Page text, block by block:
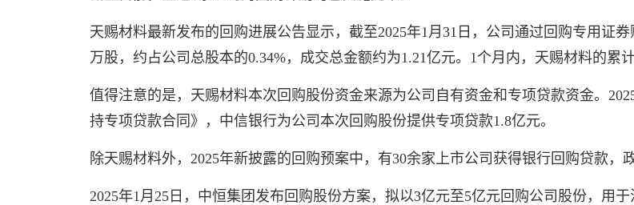
天赐材料最新发布的回购进展公告显示，截至2025年1月31日，公司通过回购专用证
万股，约占公司总股本的0.34%，成交总金额约为1.21亿元。1个月内，天赐材料的累
值得注意的是，天赐材料本次回购股份资金来源为公司自有资金和专项贷款资金。
持专项贷款合同》，中信银行为公司本次回购股份提供专项贷款1.8亿元。
除天赐材料外，2025年新披露的回购预案中，有30余家上市公司获得银行回购贷款，
2025年1月25日，中恒集团发布回购股份方案，拟以3亿元至5亿元回购公司股份，用